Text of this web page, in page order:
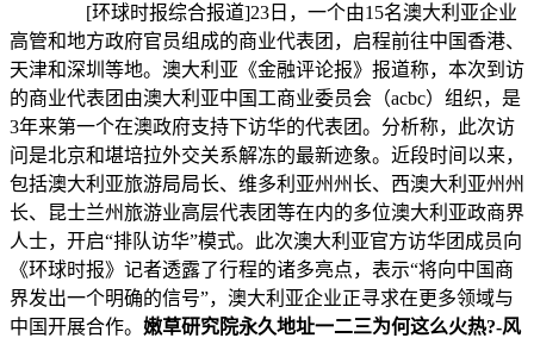
[环球时报综合报道]23日，一个由15名澳大利亚企业
高管和地方政府官员组成的商业代表团，启程前往中国香港、
天津和深圳等地。澳大利亚《金融评论报》报道称，本次到访
的商业代表团由澳大利亚中国工商业委员会（acbc）组织，是
3年来第一个在澳政府支持下访华的代表团。分析称，此次访
问是北京和堪培拉外交关系解冻的最新迹象。近段时间以来，
包括澳大利亚旅游局局长、维多利亚州州长、西澳大利亚州州
长、昆士兰州旅游业高层代表团等在内的多位澳大利亚政商界
人士，开启“排队访华”模式。此次澳大利亚官方访华团成员向
《环球时报》记者透露了行程的诸多亮点，表示“将向中国商
界发出一个明确的信号”，澳大利亚企业正寻求在更多领域与
中国开展合作。 嫩草研究院永久地址一二三为何这么火热?-风